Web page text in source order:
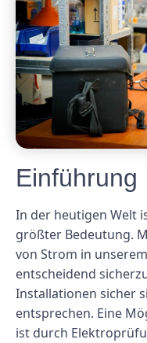
Einführung
In der heutigen Welt
größter Bedeutung.
von Strom in
entscheidend
Installationen sicher
entsprechen. Eine
ist durch